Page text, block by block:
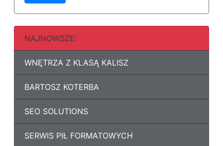
NAJNOWSZE:
WNĘTRZA Z KLASĄ KALISZ
BARTOSZ KOTERBA
SEO SOLUTIONS
SERWIS PIŁ FORMATOWYCH